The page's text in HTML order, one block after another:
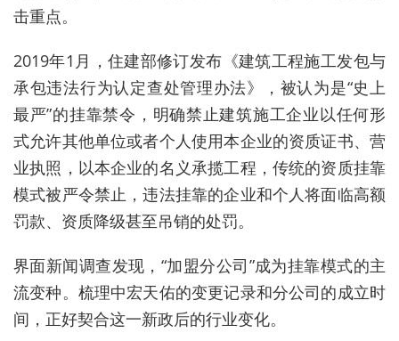
击重点。
2019年1月，住建部修订发布《建筑工程施工发包与
承包违法行为认定查处管理办法》，被认为是“史上
最严”的挂靠禁令，明确禁止建筑施工企业以任何形
式允许其他单位或者个人使用本企业的资质证书、营
业执照，以本企业的名义承揽工程，传统的资质挂靠
模式被严令禁止，违法挂靠的企业和个人将面临高额
罚款、资质降级甚至吊销的处罚。
界面新闻调查发现，“加盟分公司”成为挂靠模式的主
流变种。梳理中宏天佑的变更记录和分公司的成立时
间，正好契合这一新政后的行业变化。